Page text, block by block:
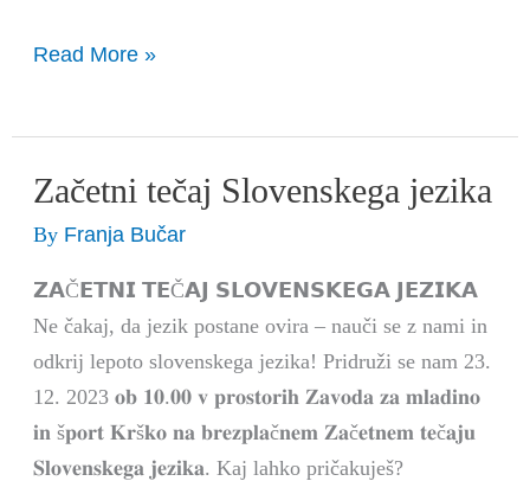
Read More »
Začetni tečaj Slovenskega jezika
By Franja Bučar
𝗭𝗔Č𝗘𝗧𝗡𝗜 𝗧𝗘Č𝗔𝗝 𝗦𝗟𝗢𝗩𝗘𝗡𝗦𝗞𝗘𝗚𝗔 𝗝𝗘𝗭𝗜𝗞𝗔
Ne čakaj, da jezik postane ovira – nauči se z nami in
odkrij lepoto slovenskega jezika! Pridruži se nam 23.
12. 2023 𝐨𝐛 𝟏𝟎.𝟎𝟎 𝐯 𝐩𝐫𝐨𝐬𝐭𝐨𝐫𝐢𝐡 𝐙𝐚𝐯𝐨𝐝𝐚 𝐳𝐚 𝐦𝐥𝐚𝐝𝐢𝐧𝐨
𝐢𝐧 š𝐩𝐨𝐫𝐭 𝐊𝐫š𝐤𝐨 𝐧𝐚 𝐛𝐫𝐞𝐳𝐩𝐥𝐚č𝐧𝐞𝐦 𝐙𝐚č𝐞𝐭𝐧𝐞𝐦 𝐭𝐞č𝐚𝐣𝐮
𝐒𝐥𝐨𝐯𝐞𝐧𝐬𝐤𝐞𝐠𝐚 𝐣𝐞𝐳𝐢𝐤𝐚. Kaj lahko pričakuješ?
Začetni
tečaj
jezika